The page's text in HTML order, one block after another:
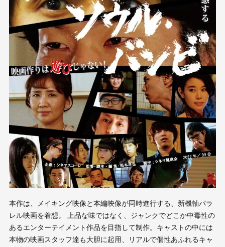
本作は、メイキング映像と本編映像が同時進行する、新機軸パラ
レル映画を着想。 上品な味ではなく、ジャンクでどこか中毒性の
あるエンターテイメント作品を目指して制作。キャストの中には
本物の映画スタッフ達も大胆に起用、リアルで個性あふれるキャ